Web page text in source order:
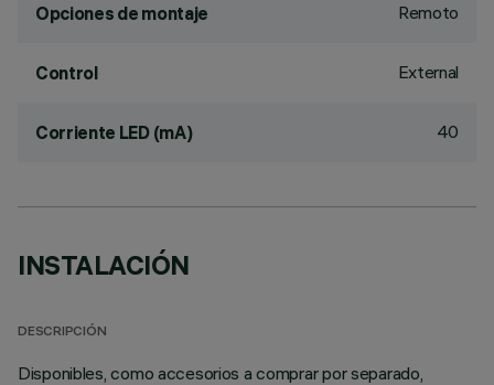
Opciones de montaje Remoto
Control External
Corriente LED (mA) 40
INSTALACIÓN
DESCRIPCIÓN
Disponibles, como accesorios a comprar por separado,